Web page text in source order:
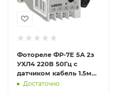
Фотореле ФР-7Е 5А 2з
УХЛ4 220В 50Гц с
датчиком кабель 1.5м
Реле и Автоматика
Достаточно